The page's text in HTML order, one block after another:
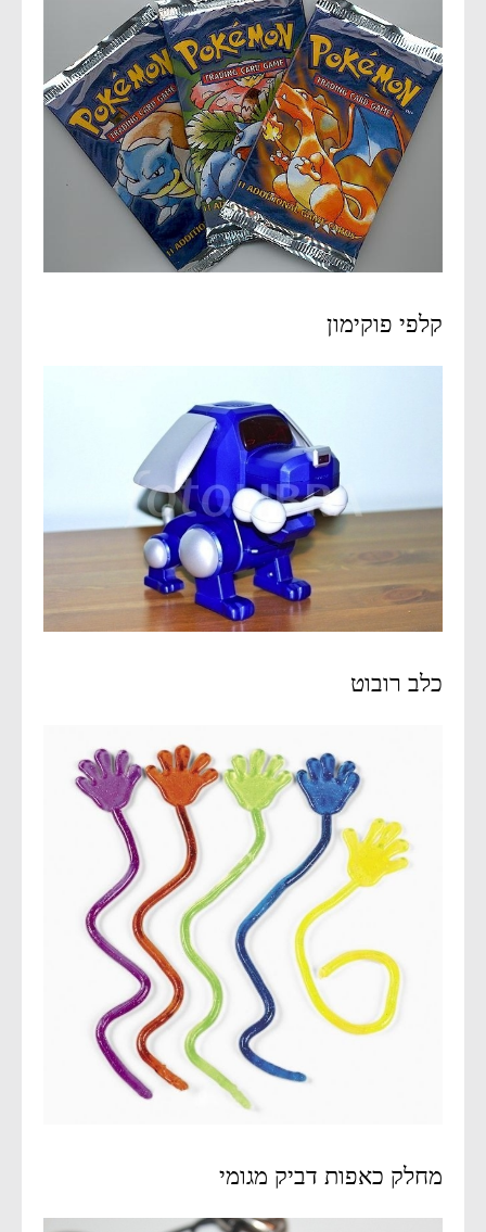
קלפי פוקימון
כלב רובוט
מחלק כאפות דביק מגומי